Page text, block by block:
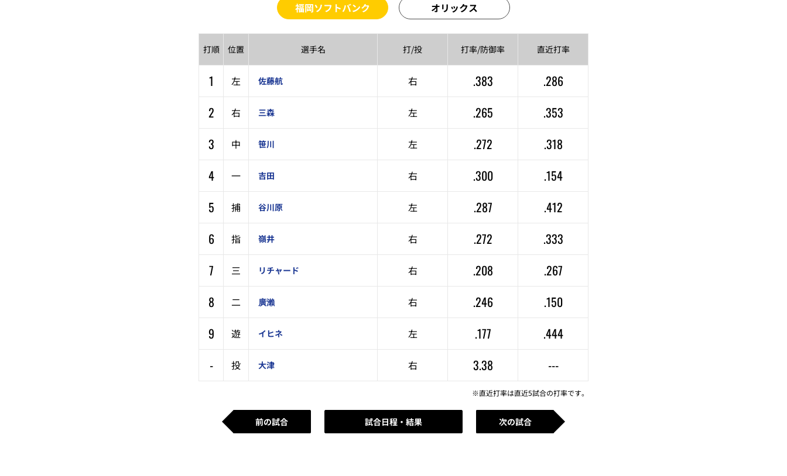
福岡ソフトバンク オリックス
打順 位置 選手名 打/投 打率/防御率 直近打率
1 左 佐藤航 右 .383
.286
2
右 三森 左 .265
.353
3
中 笹川 左 .272
.318
4
一 吉田 右 .300
.154
5
捕 谷川原 左 .287
.412
6
指 嶺井 右 .272
.333
7
三 リチャード 右 .208
.267
8
二 廣瀨 右 .246
.150
9
遊 イヒネ 左 .177
.444
-
投 大津 右 3.38 ---
※直近打率は直近5試合の打率です。
前の試合 試合日程・結果 次の試合